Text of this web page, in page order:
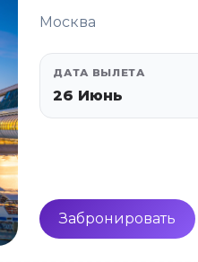
Москва
ДАТА ВЫЛЕТА
26 Июнь
Забронировать